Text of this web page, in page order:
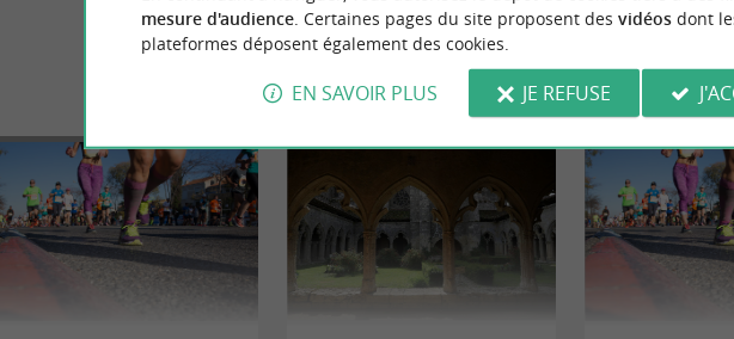
ÉVÈNEMENTS À MARENNES
mesure d'audience. Certaines pages du site proposent des vidéosdont
plateformes déposent également des cookies.
EN SAVOIR PLUS JE REFUSE